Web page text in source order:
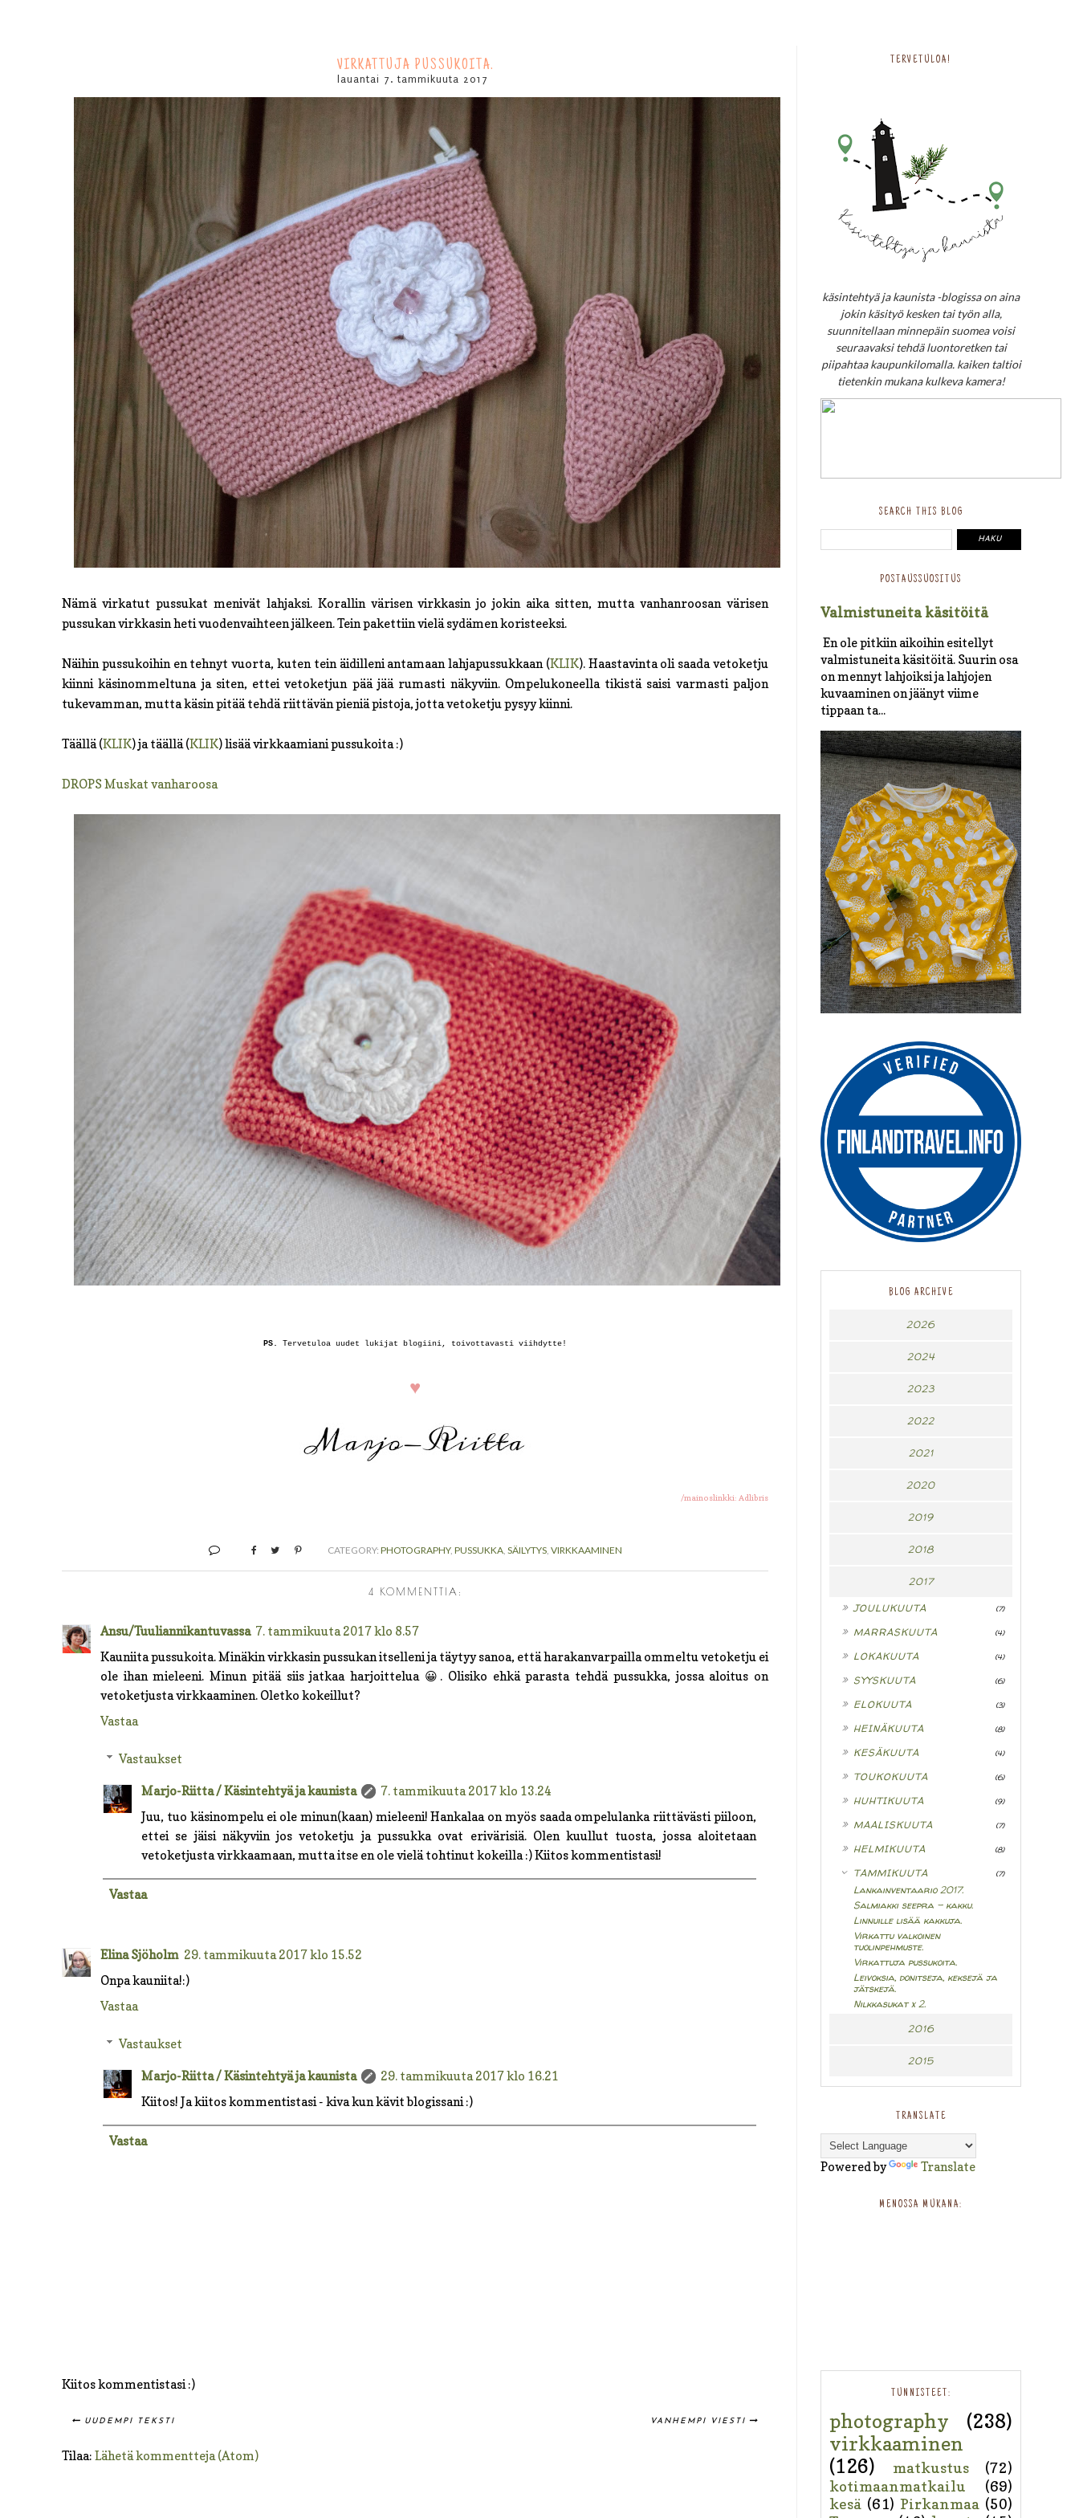
VIRKATTUJA PUSSUKOITA.
lauantai 7. tammikuuta 2017
Nämä virkatut pussukat menivät lahjaksi. Korallin värisen virkkasin jo jokin aika sitten, mutta vanhanroosan värisen
pussukan virkkasin heti vuodenvaihteen jälkeen. Tein pakettiin vielä sydämen koristeeksi.
Näihin pussukoihin en tehnyt vuorta, kuten tein äidilleni antamaan lahjapussukkaan (KLIK). Haastavinta oli saada vetoketju
kiinni käsinommeltuna ja siten, ettei vetoketjun pää jää rumasti näkyviin. Ompelukoneella tikistä saisi varmasti paljon
tukevamman, mutta käsin pitää tehdä riittävän pieniä pistoja, jotta vetoketju pysyy kiinni.
Täällä (KLIK) ja täällä (KLIK) lisää virkkaamiani pussukoita :)
DROPS Muskat vanharoosa
PS. Tervetuloa uudet lukijat blogiini, toivottavasti viihdytte!
♥
/mainoslinkki: Adlibris
CATEGORY: PHOTOGRAPHY, PUSSUKKA, SÄILYTYS, VIRKKAAMINEN
4 KOMMENTTIA:
Ansu/Tuuliannikantuvassa 7. tammikuuta 2017 klo 8.57
Kauniita pussukoita. Minäkin virkkasin pussukan itselleni ja täytyy sanoa, että harakanvarpailla ommeltu vetoketju ei
ole ihan mieleeni. Minun pitää siis jatkaa harjoittelua 😀. Olisiko ehkä parasta tehdä pussukka, jossa aloitus on
vetoketjusta virkkaaminen. Oletko kokeillut?
Vastaa
Vastaukset
Marjo-Riitta / Käsintehtyä ja kaunista
7. tammikuuta 2017 klo 13.24
Juu, tuo käsinompelu ei ole minun(kaan) mieleeni! Hankalaa on myös saada ompelulanka riittävästi piiloon,
ettei se jäisi näkyviin jos vetoketju ja pussukka ovat erivärisiä. Olen kuullut tuosta, jossa aloitetaan
vetoketjusta virkkaamaan, mutta itse en ole vielä tohtinut kokeilla :) Kiitos kommentistasi!
Vastaa
Elina Sjöholm 29. tammikuuta 2017 klo 15.52
Onpa kauniita!:)
Vastaa
Vastaukset
Marjo-Riitta / Käsintehtyä ja kaunista
29. tammikuuta 2017 klo 16.21
Kiitos! Ja kiitos kommentistasi - kiva kun kävit blogissani :)
Vastaa
Kiitos kommentistasi :)
UUDEMPI TEKSTI VANHEMPI VIESTI
Tilaa: Lähetä kommentteja (Atom)
TERVETULOA!
käsintehtyä ja kaunista -blogissa on aina
jokin käsityö kesken tai työn alla,
suunnitellaan minnepäin suomea voisi
seuraavaksi tehdä luontoretken tai
piipahtaa kaupunkilomalla. kaiken taltioi
tietenkin mukana kulkeva kamera!
SEARCH THIS BLOG
POSTAUSSUOSITUS
Valmistuneita käsitöitä
En ole pitkiin aikoihin esitellyt
valmistuneita käsitöitä. Suurin osa
on mennyt lahjoiksi ja lahjojen
kuvaaminen on jäänyt viime
tippaan ta...
BLOG ARCHIVE
2026
2024
2023
2022
2021
2020
2019
2018
2017
JOULUKUUTA (7)
MARRASKUUTA (4)
LOKAKUUTA (4)
SYYSKUUTA (6)
ELOKUUTA (3)
HEINÄKUUTA (8)
KESÄKUUTA (4)
TOUKOKUUTA (6)
HUHTIKUUTA (9)
MAALISKUUTA (7)
HELMIKUUTA (8)
TAMMIKUUTA (7)
Lankainventaario 2017.
Salmiakki seepra - kakku.
Linnuille lisää kakkuja.
Virkattu valkoinen
tuolinpehmuste.
Virkattuja pussukoita.
Leivoksia, donitseja, keksejä ja
jätskejä.
Nilkkasukat x 2.
2016
2015
TRANSLATE
Powered by Translate
MENOSSA MUKANA:
TUNNISTEET:
photography
(238)
virkkaaminen
(126)
matkustus
(72)
kotimaanmatkailu
(69)
kesä (61) Pirkanmaa (50)